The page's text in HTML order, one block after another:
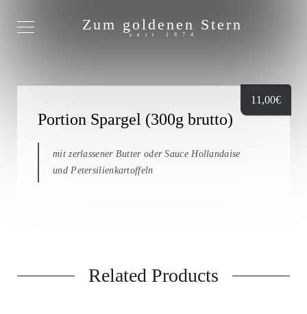
Zum goldenen Stern
seit 1674
Portion Spargel (300g brutto)
mit zerlassener Butter oder Sauce Hollandaise
und Petersilienkartoffeln
11,00€
Related Products